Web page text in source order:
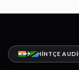
HINTÇE